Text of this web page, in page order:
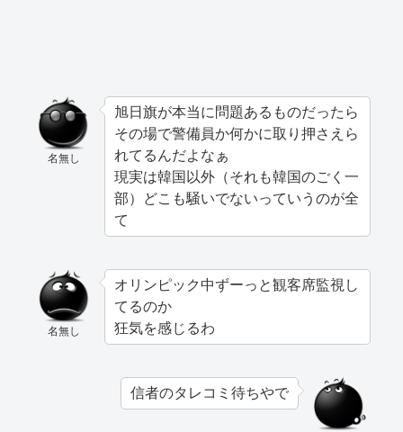
名無し
旭日旗が本当に問題あるものだったら
その場で警備員か何かに取り押さえら
れてるんだよなぁ
現実は韓国以外（それも韓国のごく一
部）どこも騒いでないっていうのが全
て
名無し
オリンピック中ずーっと観客席監視し
てるのか
狂気を感じるわ
信者のタレコミ待ちやで